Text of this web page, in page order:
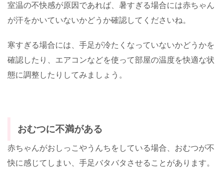
室温の不快感が原因であれば、暑すぎる場合には赤ちゃん
が汗をかいていないかどうか確認してくださいね。
寒すぎる場合には、手足が冷たくなっていないかどうかを
確認したり、エアコンなどを使って部屋の温度を快適な状
態に調整したりしてみましょう。
おむつに不満がある
赤ちゃんがおしっこやうんちをしている場合、おむつが不
快に感じてしまい、手足バタバタさせることがあります。